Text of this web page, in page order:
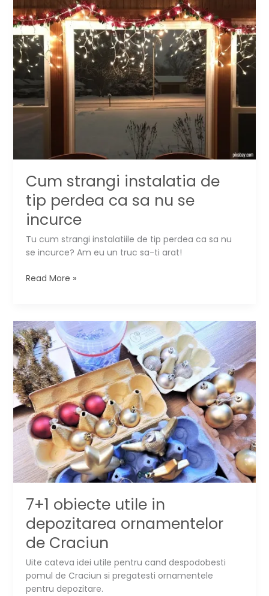
Construieste
un
raft
ajutator
Cum strangi instalatia de
tip perdea ca sa nu se
incurce
Tu cum strangi instalatiile de tip perdea ca sa nu
se incurce? Am eu un truc sa-ti arat!
Cum
tip
perdea
ca
sa
nu
se
incurce
Read More »
7+1 obiecte utile in
depozitarea ornamentelor
de Craciun
Uite cateva idei utile pentru cand despodobesti
pomul de Craciun si pregatesti ornamentele
pentru depozitare.